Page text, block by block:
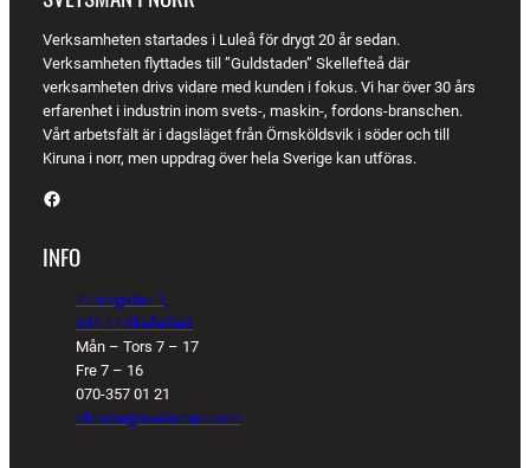
Verksamheten startades i Luleå för drygt 20 år sedan.
Verksamheten flyttades till ”Guldstaden” Skellefteå där
verksamheten drivs vidare med kunden i fokus. Vi har över 30 års
erfarenhet i industrin inom svets-, maskin-, fordons-branschen.
Vårt arbetsfält är i dagsläget från Örnsköldsvik i söder och till
Kiruna i norr, men uppdrag över hela Sverige kan utföras.
Facebook
INFO
Truckgatan 1,
931 27 Skellefteå
Mån – Tors 7 – 17
Fre 7 – 16
070-357 01 21
christer@svetsman.com